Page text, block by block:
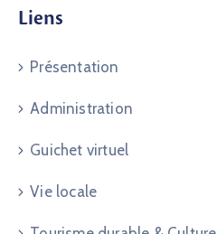
Liens
Présentation
Administration
Guichet virtuel
Vie locale